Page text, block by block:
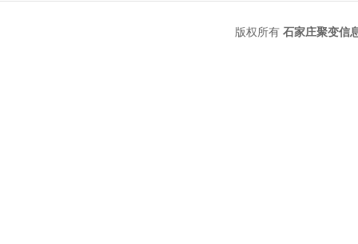
版权所有 石家庄聚变信